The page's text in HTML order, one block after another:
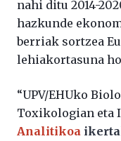
nahi ditu 2014-
hazkunde
berriak sortzea
lehiakortasuna
“UPV/EHUko
Toxikologian eta
Analitikoa